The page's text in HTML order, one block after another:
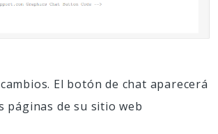
El botón de chat aparecerá
páginas de su sitio web